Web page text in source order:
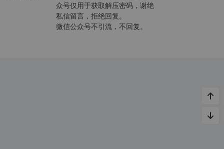
众号仅用于获取解压密码，谢绝
私信留言，拒绝回复。
微信公众号不引流，不回复。